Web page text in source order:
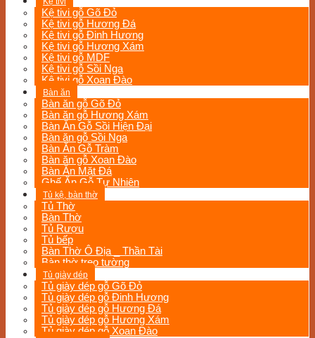
Kệ tivi gỗ Gõ Đỏ
Kệ tivi gỗ Hương Đá
Kệ tivi gỗ Đinh Hương
Kệ tivi gỗ Hương Xám
Kệ tivi gỗ MDF
Kệ tivi gỗ Sồi Nga
Kệ tivi gỗ Xoan Đào
Bàn ăn
Bàn ăn gỗ Gõ Đỏ
Bàn ăn gỗ Hương Xám
Bàn Ăn Gỗ Sồi Hiện Đại
Bàn ăn gỗ Sồi Nga
Bàn Ăn Gỗ Tràm
Bàn ăn gỗ Xoan Đào
Bàn Ăn Mặt Đá
Ghế Ăn Gỗ Tự Nhiên
Tủ kệ, bàn thờ
Tủ Thờ
Bàn Thờ
Tủ Rượu
Tủ bếp
Bàn Thờ Ô Địa _ Thần Tài
Bàn thờ treo tường
Tủ giày dép
Tủ giày dép gỗ Gõ Đỏ
Tủ giày dép gỗ Đinh Hương
Tủ giày dép gỗ Hương Đá
Tủ giày dép gỗ Hương Xám
Tủ giày dép gỗ Xoan Đào